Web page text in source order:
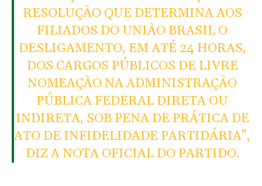
RESOLUÇÃO QUE DETERMINA AOS
FILIADOS DO UNIÃO BRASIL O
DESLIGAMENTO, EM ATÉ 24 HORAS,
DOS CARGOS PÚBLICOS DE LIVRE
NOMEAÇÃO NA ADMINISTRAÇÃO
PÚBLICA FEDERAL DIRETA OU
INDIRETA, SOB PENA DE PRÁTICA DE
ATO DE INFIDELIDADE PARTIDÁRIA”,
DIZ A NOTA OFICIAL DO PARTIDO.